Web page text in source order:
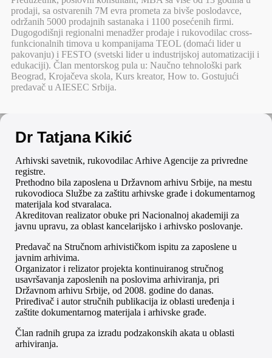
prodaji, sa ostvarenih 7M evra prometa za bivše poslodavce,
održanih 5000 prodajnih sastanaka i 1100 posećenih firmi.
Dugogodišnji regionalni menadžer prodaje i rukovodilac cross-
funkcionalnih timova u kompanijama TEOL (domaći lider u
pakovanju) i FESTO (svetski lider u industrijskoj automatizaciji i
edukaciji). Član mentorskog pula u: Naučno tehnološki park
Beograd, Krojačeva skola, Kurs kreator, How to. Gostujući
predavač u AIESEC Srbija.
Dr Tatjana Kikić
Arhivski savetnik, rukovodilac Arhive Agencije za privredne
registre.
Prethodno bila zaposlena u Državnom arhivu Srbije, na mestu
rukovodioca Službe za zaštitu arhivske građe i dokumentarnog
materijala kod stvaralaca.
Akreditovan realizator obuke pri Nacionalnoj akademiji za
javnu upravu, za oblast kancelarijsko i arhivsko poslovanje.
Predavač na Stručnom arhivističkom ispitu za zaposlene u
javnim arhivima.
Organizator i relizator projekta kontinuiranog stručnog
usavršavanja zaposlenih na poslovima arhiviranja, pri
Državnom arhivu Srbije, od 2008. godine do danas.
Priređivač i autor stručnih publikacija iz oblasti uređenja i
zaštite dokumentarnog materijala i arhivske građe.
Član radnih grupa za izradu podzakonskih akata u oblasti
arhiviranja.